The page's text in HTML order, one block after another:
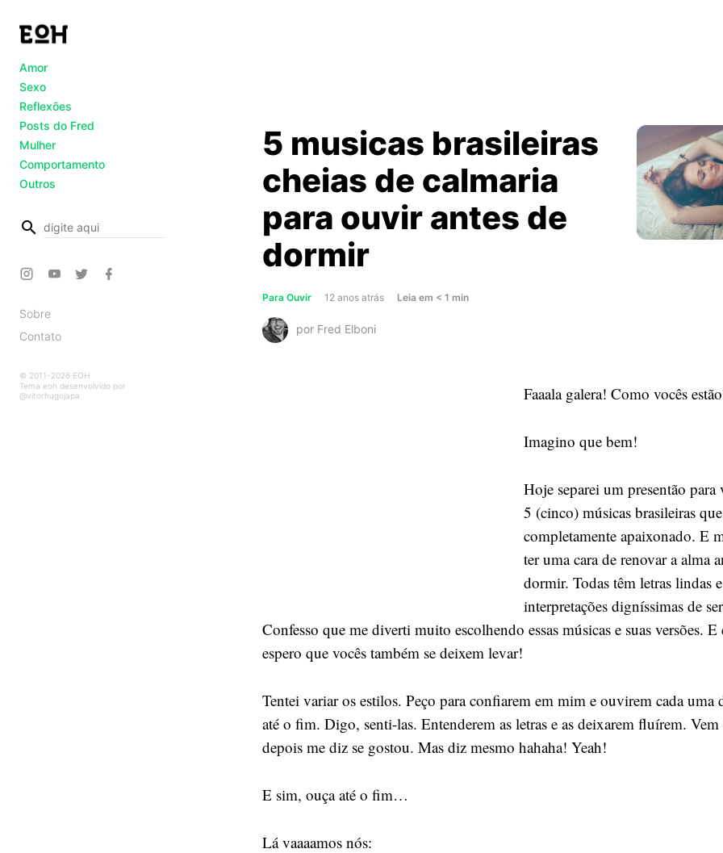
Amor
Sexo
Reflexões
Posts do Fred
Mulher
Comportamento
Outros
busca
Sobre
Contato
© 2011-2026 EOH
Tema eoh desenvolvido por
@vitorhugojapa
5 musicas brasileiras
cheias de calmaria
para ouvir antes de
dormir
Para Ouvir 12 anos atrás Leiaabout
em < 1 min
por Fred Elboni
Faaala galera! Como vocês
Imagino que bem!
Hoje separei um presentão para
5 (cinco) músicas brasileiras
completamente apaixonado. E
ter uma cara de renovar a alma
dormir. Todas têm letras lindas e
interpretações digníssimas de
Confesso que me diverti muito escolhendo essas músicas e suas versões. E
espero que vocês também se deixem levar!
Tentei variar os estilos. Peço para confiarem em mim e ouvirem cada uma
até o fim. Digo, senti-las. Entenderem as letras e as deixarem fluírem.
depois me diz se gostou. Mas diz mesmo hahaha! Yeah!
E sim, ouça até o fim…
Lá vaaaamos nós: